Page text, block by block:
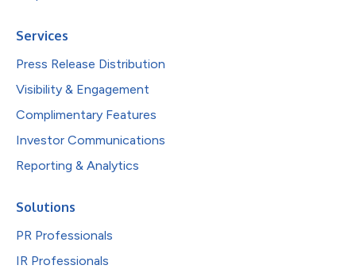
Services
Press Release Distribution
Visibility & Engagement
Complimentary Features
Investor Communications
Reporting & Analytics
Solutions
PR Professionals
IR Professionals